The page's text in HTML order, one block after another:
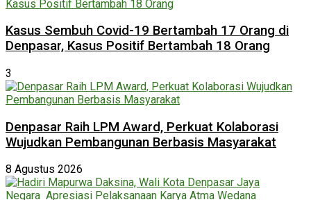
Kasus Sembuh Covid-19 Bertambah 17 Orang di
Denpasar, Kasus Positif Bertambah 18 Orang
3
Denpasar Raih LPM Award, Perkuat Kolaborasi
Wujudkan Pembangunan Berbasis Masyarakat
8 Agustus 2026